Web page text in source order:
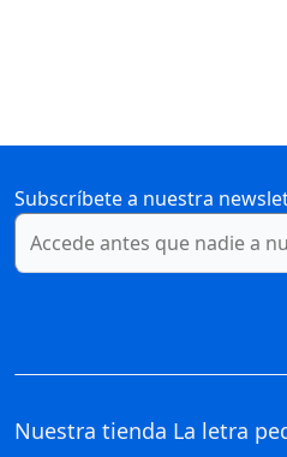
Subscríbete a nuestra
Nuestra tienda La letra